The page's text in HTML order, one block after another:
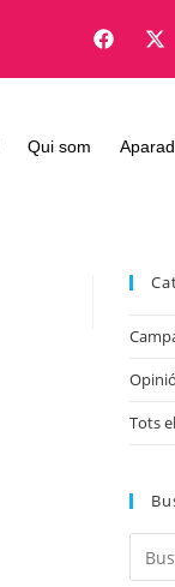
Qui som
Opinió
Tots